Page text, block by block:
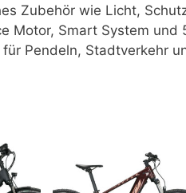
Zubehör wie Licht,
Motor, Smart System und
Pendeln, Stadtverkehr